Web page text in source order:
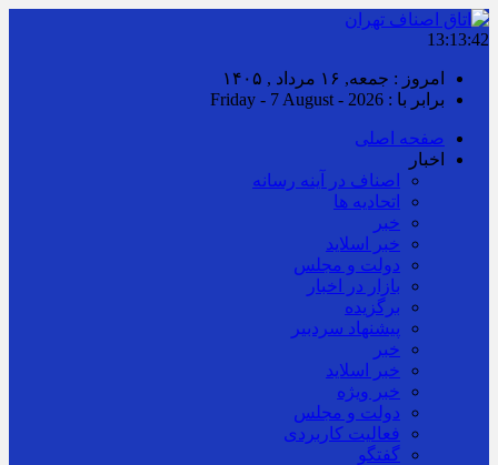
13:13:43
امروز : جمعه, ۱۶ مرداد , ۱۴۰۵
برابر با : Friday - 7 August - 2026
صفحه اصلی
اخبار
اصناف در آینه رسانه
اتحادیه ها
خبر
خبر اسلايد
دولت و مجلس
بازار در اخبار
برگزیده
پیشنهاد سردبیر
خبر
خبر اسلايد
خبر ویژه
دولت و مجلس
فعالیت کاربردی
گفتگو